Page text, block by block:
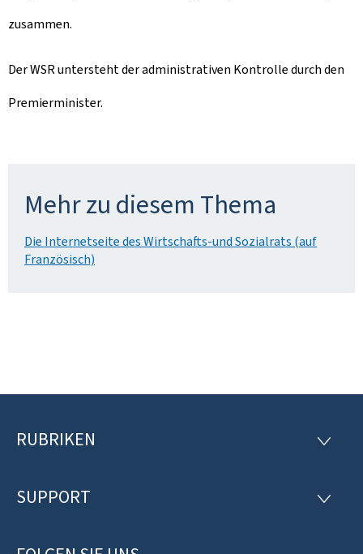
zusammen.
Der WSR untersteht der administrativen Kontrolle durch den
Premierminister.
Mehr zu diesem Thema
Die Internetseite des Wirtschafts-und Sozialrats (auf
Französisch)
F
o
RUBRIKEN
R
R
SUPPORT
S